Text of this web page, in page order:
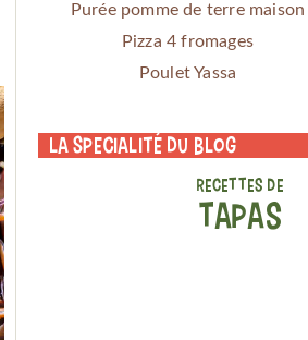
Purée pomme de terre maison
Pizza 4 fromages
Poulet Yassa
La specialité du blog
RECETTES DE
TAPAS